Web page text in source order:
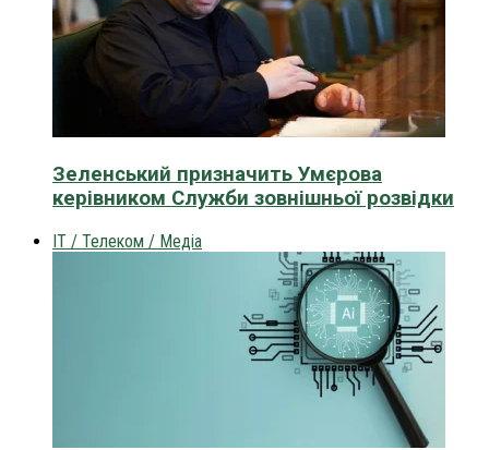
Зеленський призначить Умєрова
керівником Служби зовнішньої розвідки
IT / Телеком / Медіа